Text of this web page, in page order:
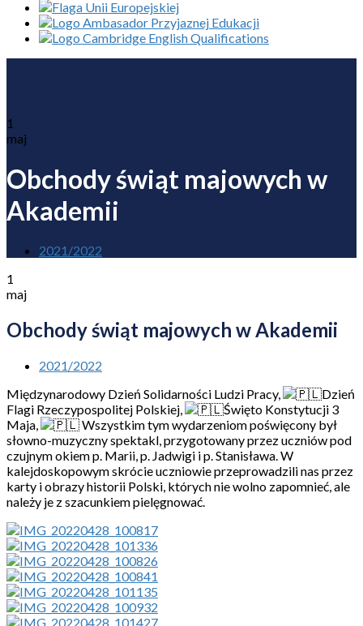
1
maj
Obchody świąt majowych w
Akademii
2021/2022
1
maj
Obchody świąt majowych w Akademii
2021/2022
Międzynarodowy Dzień Solidarności Ludzi Pracy,
Dzień
Flagi Rzeczypospolitej Polskiej,
Święto Konstytucji 3
Maja,
Wszystkim tym wydarzeniom poświęcony był
słowno-muzyczny spektakl, przygotowany przez uczniów pod
czujnym okiem p. Marii, p. Jadwigi i p. Stanisława. W
kalejdoskopowym skrócie uczniowie przeprowadzili nas przez
karty i obrazy historii Polski, których nie wolno zapomnieć, ale
należy je z szacunkiem pielęgnować.